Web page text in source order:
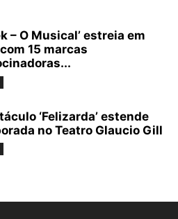
– O Musical’ estreia em
15 marcas
‘Felizarda’ estende
no Teatro Glaucio Gill